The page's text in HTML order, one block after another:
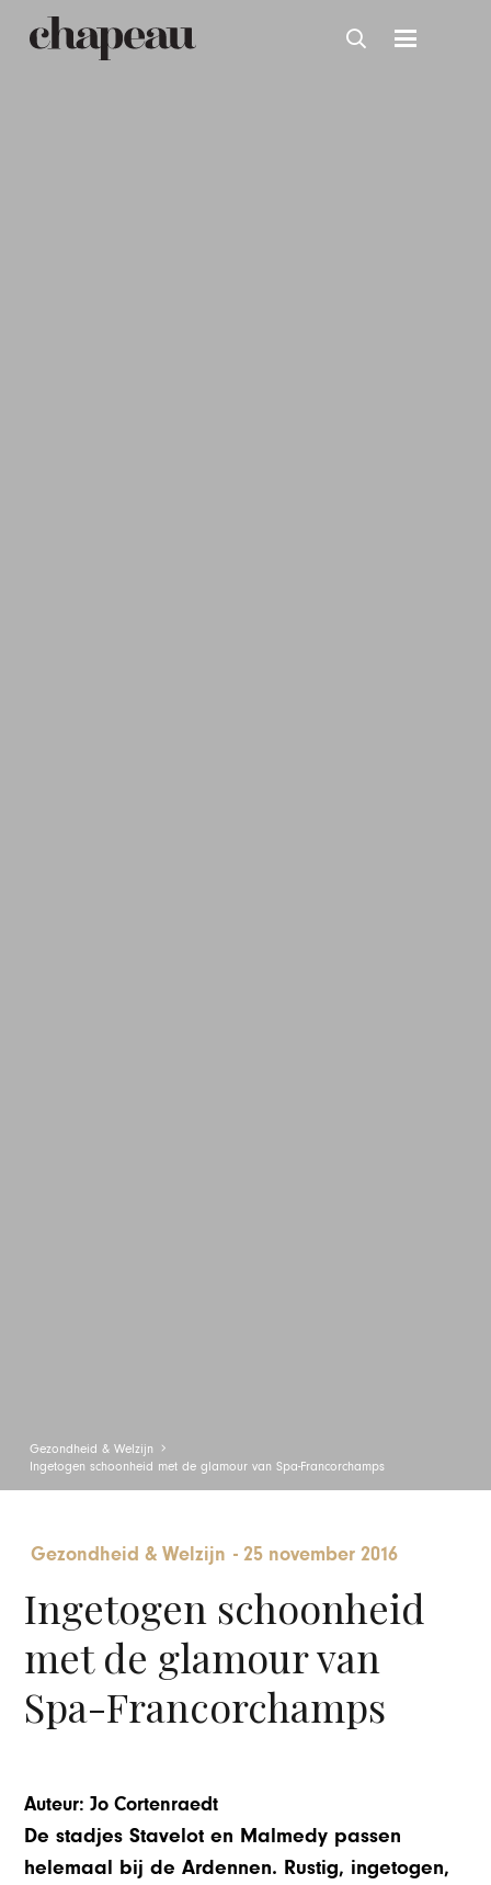
Gezondheid & Welzijn
Ingetogen schoonheid met de glamour van Spa-Francorchamps
Gezondheid & Welzijn -25 november 2016
Ingetogen schoonheid
met de glamour van
Spa-Francorchamps
Auteur: Jo Cortenraedt
De stadjes Stavelot en Malmedy passen
helemaal bij de Ardennen. Rustig, ingetogen,